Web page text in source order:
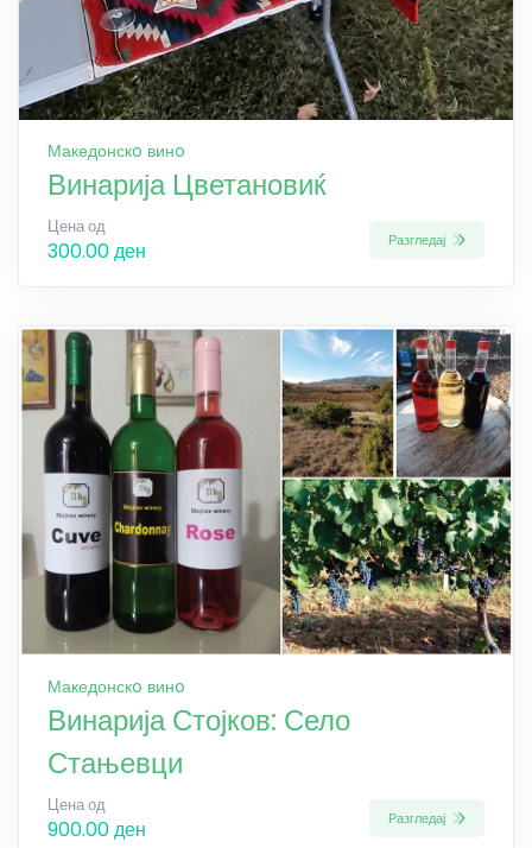
Македонскo винo
Винарија Цветановиќ
Цена од
300.00 ден Разгледај
Македонскo винo
Винарија Стојков: Село
Стањевци
Цена од
900.00 ден Разгледај